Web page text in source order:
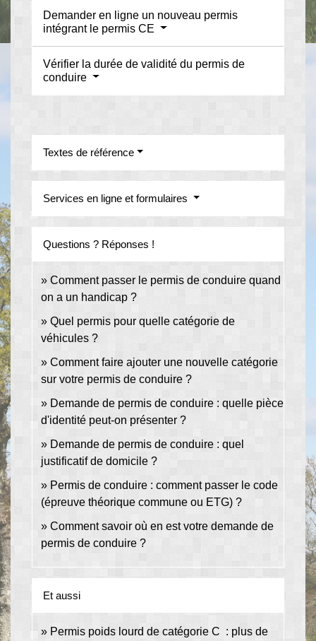
Demander en ligne un nouveau permis
intégrant le permis CE
Vérifier la durée de validité du permis de
conduire
Textes de référence
Services en ligne et formulaires
Questions ? Réponses !
Comment passer le permis de conduire quand
on a un handicap ?
Quel permis pour quelle catégorie de
véhicules ?
Comment faire ajouter une nouvelle catégorie
sur votre permis de conduire ?
Demande de permis de conduire : quelle pièce
d'identité peut-on présenter ?
Demande de permis de conduire : quel
justificatif de domicile ?
Permis de conduire : comment passer le code
(épreuve théorique commune ou ETG) ?
Comment savoir où en est votre demande de
permis de conduire ?
Et aussi
Permis poids lourd de catégorie C : plus de